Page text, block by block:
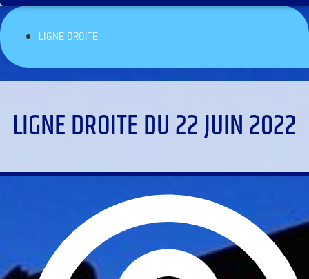
LIGNE DROITE
LIGNE DROITE DU 22 JUIN 2022